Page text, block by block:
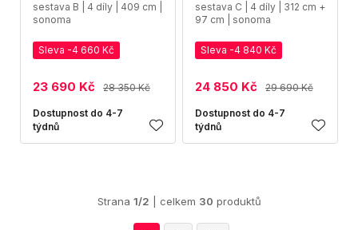
sestava B | 4 díly | 409 cm |
sonoma
Sleva -4 660 Kč
23 690 Kč 28 350 Kč
Dostupnost do 4-7
týdnů
sestava C | 4 díly | 312 cm +
97 cm | sonoma
Sleva -4 840 Kč
24 850 Kč 29 690 Kč
Dostupnost do 4-7
týdnů
Strana 1/2 | celkem 30 produktů